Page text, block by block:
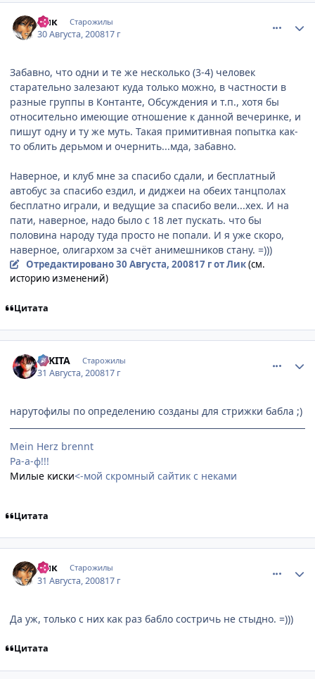
Лик Старожилы
30 Августа, 200817 г
Забавно, что одни и те же несколько (3-4) человек
старательно залезают куда только можно, в частности в
разные группы в Контанте, Обсуждения и т.п., хотя бы
относительно имеющие отношение к данной вечеринке, и
пишут одну и ту же муть. Такая примитивная попытка как-
то облить дерьмом и очернить...мда, забавно.
Наверное, и клуб мне за спасибо сдали, и бесплатный
автобус за спасибо ездил, и диджеи на обеих танцполах
бесплатно играли, и ведущие за спасибо вели...хех. И на
пати, наверное, надо было с 18 лет пускать. что бы
половина народу туда просто не попали. И я уже скоро,
наверное, олигархом за счёт анимешников стану. =)))
Отредактировано30 Августа, 200817 гот Лик(см.
историю изменений)
Цитата
NIKITA Старожилы
31 Августа, 200817 г
нарутофилы по определению созданы для стрижки бабла ;)
Mein Herz brennt
Ра-а-ф!!!
Милые киски<-мой скромный сайтик с неками
Цитата
Лик Старожилы
31 Августа, 200817 г
Да уж, только с них как раз бабло состричь не стыдно. =)))
Цитата